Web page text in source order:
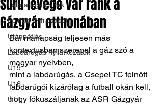
Labdarúgás hírek
Felnőtt férfi csapat
Utánpótlás
Labdarúgás nyilatkozatok
U19
U16
U14
Sűrű levegő vár ránk a
Gázgyár otthonában
Bár manapság teljesen más
kontextusban szerepel a gáz szó a
magyar nyelvben,
mint a labdarúgás, a Csepel TC felnőtt
labdarúgói kizárólag a futball okán kell,
hogy fókuszáljanak az ASR Gázgyár